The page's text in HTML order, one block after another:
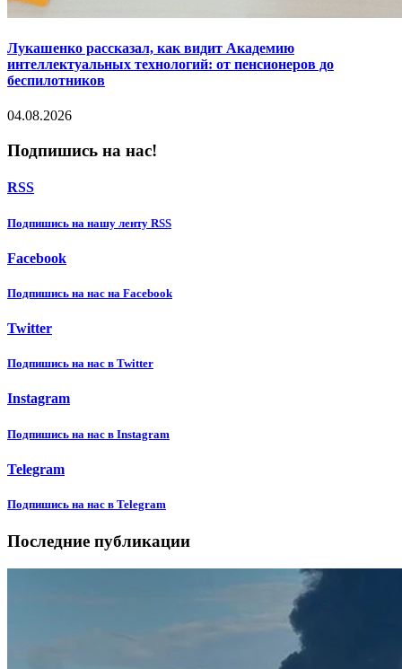
Лукашенко рассказал, как видит Академию
интеллектуальных технологий: от пенсионеров до
беспилотников
04.08.2026
Подпишись на нас!
RSS
Подпишиcь на нашу ленту RSS
Facebook
Подпишиcь на нас на Facebook
Twitter
Подпишиcь на нас в Twitter
Instagram
Подпишиcь на нас в Instagram
Telegram
Подпишиcь на нас в Telegram
Последние публикации